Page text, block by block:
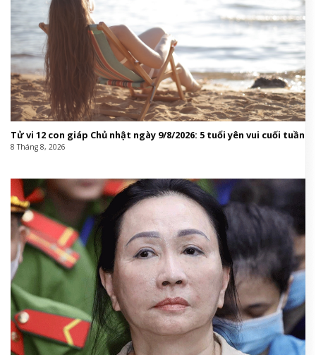
Tử vi 12 con giáp Chủ nhật ngày 9/8/2026: 5 tuổi yên vui cuối tuần
8 Tháng 8, 2026